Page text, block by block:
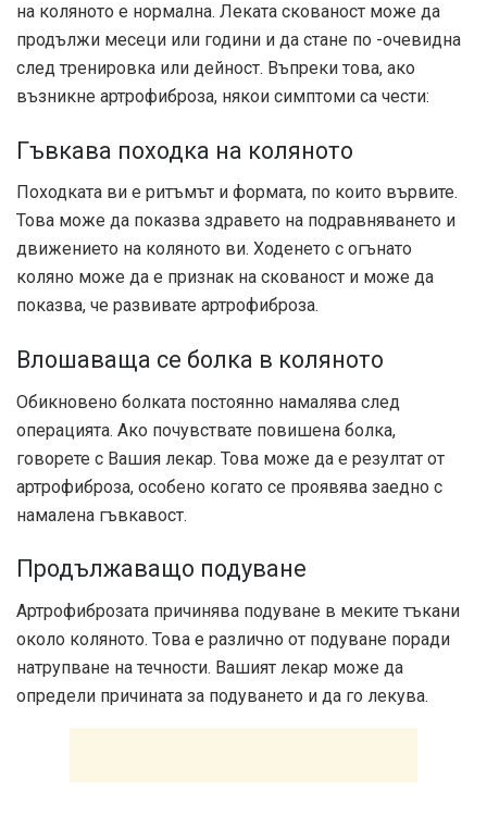
на коляното е нормална. Леката скованост може да
продължи месеци или години и да стане по -очевидна
след тренировка или дейност. Въпреки това, ако
възникне артрофиброза, някои симптоми са чести:
Гъвкава походка на коляното
Походката ви е ритъмът и формата, по които вървите.
Това може да показва здравето на подравняването и
движението на коляното ви. Ходенето с огънато
коляно може да е признак на скованост и може да
показва, че развивате артрофиброза.
Влошаваща се болка в коляното
Обикновено болката постоянно намалява след
операцията. Ако почувствате повишена болка,
говорете с Вашия лекар. Това може да е резултат от
артрофиброза, особено когато се проявява заедно с
намалена гъвкавост.
Продължаващо подуване
Артрофиброзата причинява подуване в меките тъкани
около коляното. Това е различно от подуване поради
натрупване на течности. Вашият лекар може да
определи причината за подуването и да го лекува.